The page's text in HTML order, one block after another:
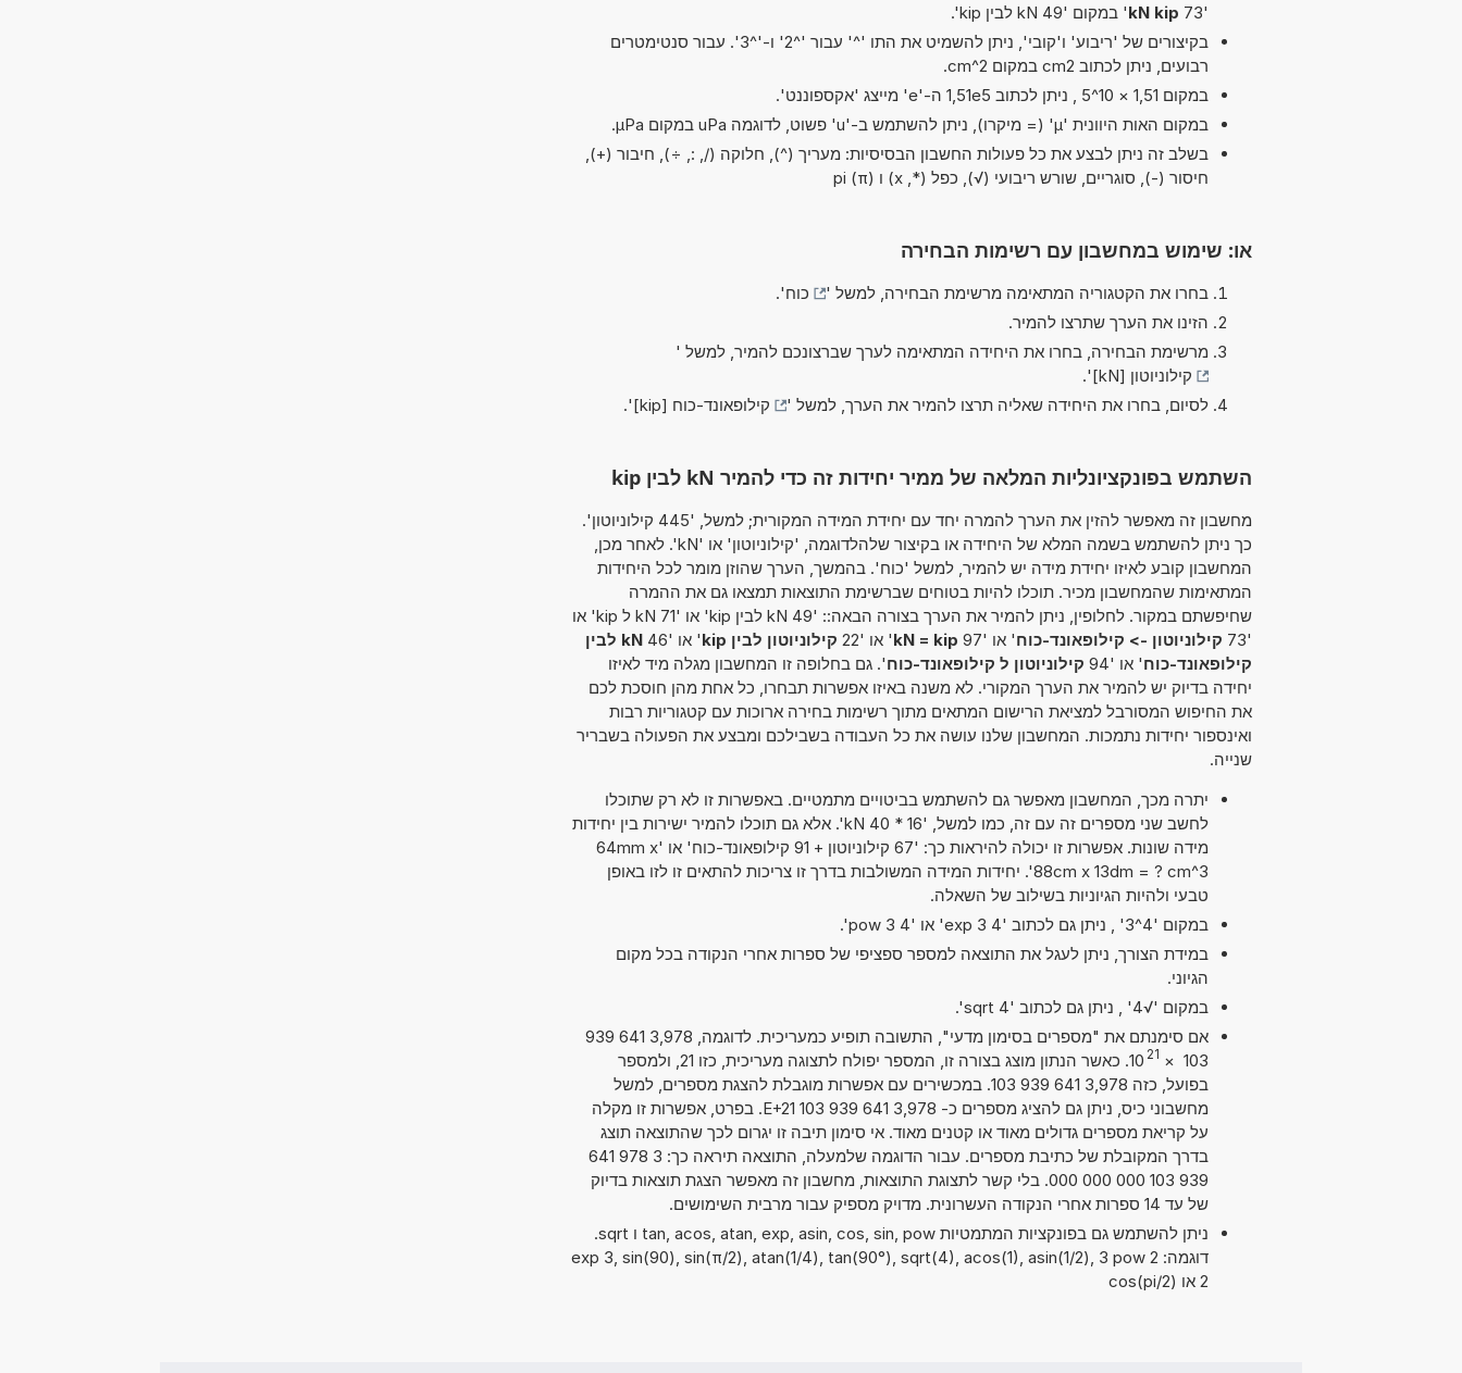
'73
kN kip' במקום '49 kN לבין kip'.
בקיצורים של 'ריבוע' ו'קובי', ניתן להשמיט את התו '^' עבור '^2' ו-'^3'. עבור סנטימטרים
רבועים, ניתן לכתוב cm2 במקום cm^2.
במקום 1,51 × 10^5 , ניתן לכתוב 1,51e5 ה-'e' מייצג 'אקספוננט'.
במקום האות היוונית 'µ' (= מיקרו), ניתן להשתמש ב-'u' פשוט, לדוגמה uPa במקום µPa.
בשלב זה ניתן לבצע את כל פעולות החשבון הבסיסיות: מעריך (^), חלוקה (/, :, ÷), חיבור (+),
חיסור (-), סוגריים, שורש ריבועי (√), כפל (*, x) ו pi (π)
או: שימוש במחשבון עם רשימות הבחירה
בחרו את הקטגוריה המתאימה מרשימת הבחירה, למשל ' כוח'.
הזינו את הערך שתרצו להמיר.
מרשימת הבחירה, בחרו את היחידה המתאימה לערך שברצונכם להמיר, למשל '
קילוניוטון [kN]
'.
לסיום, בחרו את היחידה שאליה תרצו להמיר את הערך, למשל '
קילופאונד-כוח [kip] '.
השתמש בפונקציונליות המלאה של ממיר יחידות זה כדי להמיר kN לבין kip
מחשבון זה מאפשר להזין את הערך להמרה יחד עם יחידת המידה המקורית; למשל, '445 קילוניוטון'.
כך ניתן להשתמש בשמה המלא של היחידה או בקיצור שלהלדוגמה, 'קילוניוטון' או 'kN'. לאחר מכן,
המחשבון קובע לאיזו יחידת מידה יש להמיר, למשל 'כוח'. בהמשך, הערך שהוזן מומר לכל היחידות
המתאימות שהמחשבון מכיר. תוכלו להיות בטוחים שברשימת התוצאות תמצאו גם את ההמרה
שחיפשתם במקור. לחלופין, ניתן להמיר את הערך בצורה הבאה:: '49 kN לבין kip' או '71 kN ל kip' או
'73
קילוניוטון -> קילופאונד-כוח' או '97 kN = kip' או '22 קילוניוטון לבין kip ' או '46
kN לבין
קילופאונד-כוח' או '94 קילוניוטון ל קילופאונד-כוח'. גם בחלופה זו המחשבון מגלה מיד לאיזו
יחידה בדיוק יש להמיר את הערך המקורי. לא משנה באיזו אפשרות תבחרו, כל אחת מהן חוסכת לכם
את החיפוש המסורבל למציאת הרישום המתאים מתוך רשימות בחירה ארוכות עם קטגוריות רבות
ואינספור יחידות נתמכות. המחשבון שלנו עושה את כל העבודה בשבילכם ומבצע את הפעולה בשבריר
שנייה.
יתרה מכך, המחשבון מאפשר גם להשתמש בביטויים מתמטיים. באפשרות זו לא רק שתוכלו
לחשב שני מספרים זה עם זה, כמו למשל, '16 * 40 kN'. אלא גם תוכלו להמיר ישירות בין יחידות
מידה שונות. אפשרות זו יכולה להיראות כך: '67 קילוניוטון + 91 קילופאונד-כוח' או '64mm x
88cm x 13dm = ? cm^3'. יחידות המידה המשולבות בדרך זו צריכות להתאים זו לזו באופן
טבעי ולהיות הגיוניות בשילוב של השאלה.
במקום '4^3' , ניתן גם לכתוב '4 exp 3' או '4 pow 3'.
במידת הצורך, ניתן לעגל את התוצאה למספר ספציפי של ספרות אחרי הנקודה בכל מקום
הגיוני.
במקום '√4' , ניתן גם לכתוב 'sqrt 4'.
אם סימנתם את "מספרים בסימון מדעי", התשובה תופיע כמעריכית. לדוגמה, 3,978 641 939
103
×
10 21
. כאשר הנתון מוצג בצורה זו, המספר יפולח לתצוגה מעריכית, כזו 21, ולמספר
בפועל, כזה 3,978 641 939 103. במכשירים עם אפשרות מוגבלת להצגת מספרים, למשל
מחשבוני כיס, ניתן גם להציג מספרים כ- 3,978 641 939 103 E+21. בפרט, אפשרות זו מקלה
על קריאת מספרים גדולים מאוד או קטנים מאוד. אי סימון תיבה זו יגרום לכך שהתוצאה תוצג
בדרך המקובלת של כתיבת מספרים. עבור הדוגמה שלמעלה, התוצאה תיראה כך: 3 978 641
939 103 000 000 000. בלי קשר לתצוגת התוצאות, מחשבון זה מאפשר הצגת תוצאות בדיוק
של עד 14 ספרות אחרי הנקודה העשרונית. מדויק מספיק עבור מרבית השימושים.
ניתן להשתמש גם בפונקציות המתמטיות tan, acos, atan, exp, asin, cos, sin, pow ו sqrt.
דוגמה: 2 exp 3, sin(90), sin(π/2), atan(1/4), tan(90°), sqrt(4), acos(1), asin(1/2), 3 pow
2 או cos(pi/2)